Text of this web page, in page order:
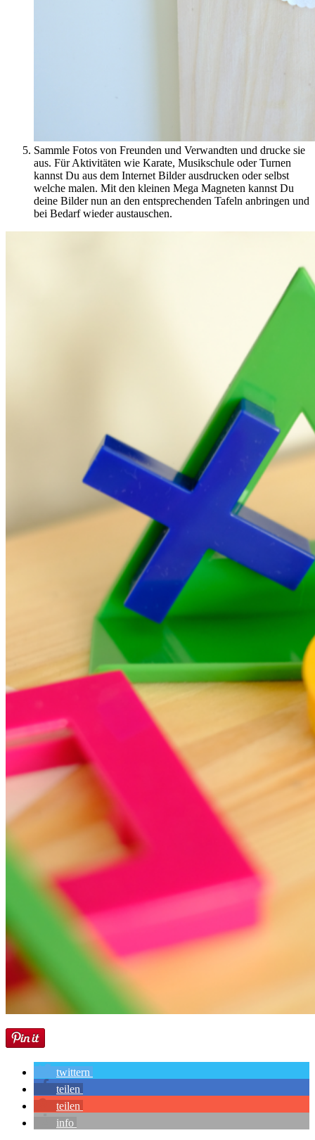
Sammle Fotos von Freunden und Verwandten und drucke sie
aus. Für Aktivitäten wie Karate, Musikschule oder Turnen
kannst Du aus dem Internet Bilder ausdrucken oder selbst
welche malen. Mit den kleinen Mega Magneten kannst Du
deine Bilder nun an den entsprechenden Tafeln anbringen und
bei Bedarf wieder austauschen.
twittern
teilen
teilen
info